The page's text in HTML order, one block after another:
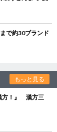
で約30ブランド
もっと見る
方！』 漢方三